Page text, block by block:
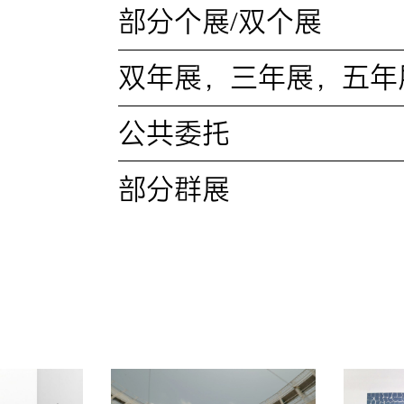
部分个展/双个展
双年展，三年展，五年
公共委托
部分群展